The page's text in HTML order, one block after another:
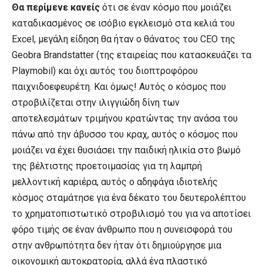
Θα περίμενε κανείς ότι σε έναν κόσμο που μοιάζει
καταδικασμένος σε ισόβιο εγκλεισμό στα κελιά του
Excel, μεγάλη είδηση θα ήταν ο θάνατος του CEO της
Geobra Brandstatter (της εταιρείας που κατασκευάζει τα
Playmobil) και όχι αυτός του διοπτροφόρου
παιχνιδοεφευρέτη. Και όμως! Αυτός ο κόσμος που
στροβιλίζεται στην ιλιγγιώδη δίνη των
αποτελεσμάτων τριμήνου κρατώντας την ανάσα του
πάνω από την άβυσσο του κραχ, αυτός ο κόσμος που
μοιάζει να έχει θυσιάσει την παιδική ηλικία στο βωμό
της βέλτιστης προετοιμασίας για τη λαμπρή
μελλοντική καριέρα, αυτός ο αδηφάγα ιδιοτελής
κόσμος σταμάτησε για ένα δέκατο του δευτερολέπτου
το χρηματοπιστωτικό στροβιλισμό του για να αποτίσει
φόρο τιμής σε έναν άνθρωπο που η συνεισφορά του
στην ανθρωπότητα δεν ήταν ότι δημιούργησε μια
οικονομική αυτοκρατορία, αλλά ένα πλαστικό